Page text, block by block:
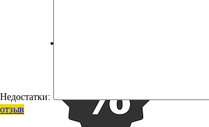
Недостатки:
отзыв